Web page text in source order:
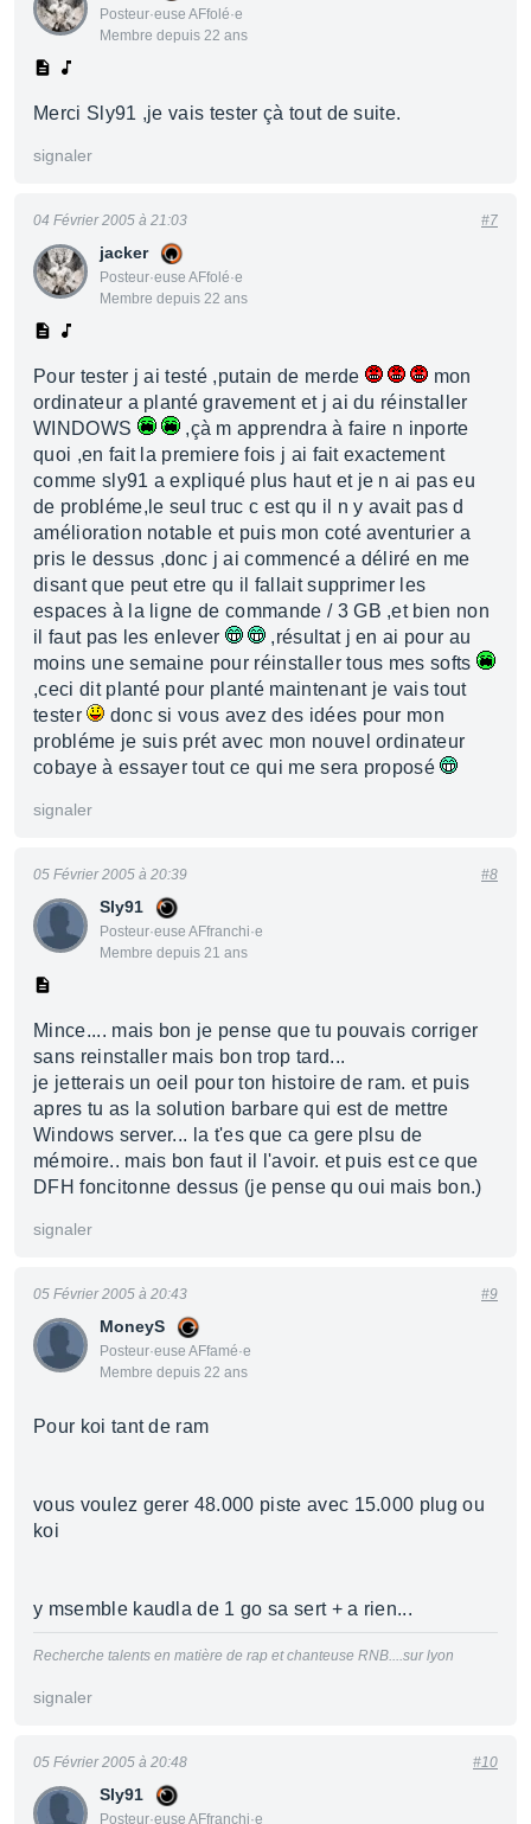
Posteur·euse AFfolé·e
Membre depuis 22 ans
Merci Sly91 ,je vais tester çà tout de suite.
signaler
jacker
Posteur·euse AFfolé·e
Membre depuis 22 ans
04 Février 2005 à 21:03 #7
Pour tester j ai testé ,putain de merde
mon
ordinateur a planté gravement et j ai du réinstaller
WINDOWS
,çà m apprendra à faire n inporte
quoi ,en fait la premiere fois j ai fait exactement
comme sly91 a expliqué plus haut et je n ai pas eu
de probléme,le seul truc c est qu il n y avait pas d
amélioration notable et puis mon coté aventurier a
pris le dessus ,donc j ai commencé a déliré en me
disant que peut etre qu il fallait supprimer les
espaces à la ligne de commande / 3 GB ,et bien non
il faut pas les enlever
,résultat j en ai pour au
moins une semaine pour réinstaller tous mes softs
,ceci dit planté pour planté maintenant je vais tout
tester
donc si vous avez des idées pour mon
probléme je suis prét avec mon nouvel ordinateur
cobaye à essayer tout ce qui me sera proposé
signaler
Sly91
Posteur·euse AFfranchi·e
Membre depuis 21 ans
05 Février 2005 à 20:39 #8
Mince.... mais bon je pense que tu pouvais corriger
sans reinstaller mais bon trop tard...
je jetterais un oeil pour ton histoire de ram. et puis
apres tu as la solution barbare qui est de mettre
Windows server... la t'es que ca gere plsu de
mémoire.. mais bon faut il l'avoir. et puis est ce que
DFH foncitonne dessus (je pense qu oui mais bon.)
signaler
MoneyS
Posteur·euse AFfamé·e
Membre depuis 22 ans
05 Février 2005 à 20:43 #9
Pour koi tant de ram
vous voulez gerer 48.000 piste avec 15.000 plug ou
koi
y msemble kaudla de 1 go sa sert + a rien...
Recherche talents en matière de rap et chanteuse RNB....sur lyon
signaler
Sly91
Posteur·euse AFfranchi·e
05 Février 2005 à 20:48 #10